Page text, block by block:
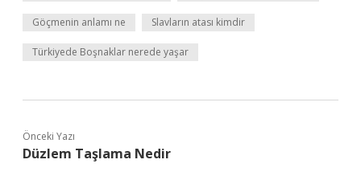
Göçmenin anlamı ne Slavların atası kimdir
Türkiyede Boşnaklar nerede yaşar
Önceki Yazı
Düzlem Taşlama Nedir